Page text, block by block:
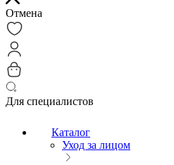
Отмена
Для специалистов
Каталог
Уход за лицом